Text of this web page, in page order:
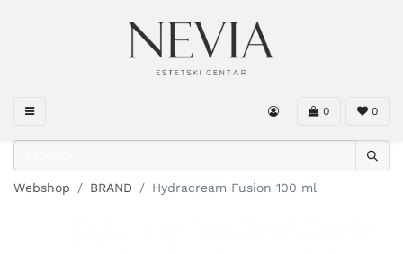
0 0
Webshop BRAND Hydracream Fusion 100 ml